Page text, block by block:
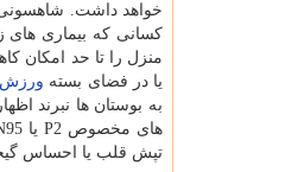
خواهد داشت. شاهسونی
كسانی كه بیماری های
منزل را تا حد امكان
یا در فضای بسته ورزش
به بوستان ها نبرند
تپش قلب یا احساس